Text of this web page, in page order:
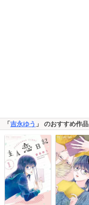
「吉永ゆう 」 のおすすめ作品